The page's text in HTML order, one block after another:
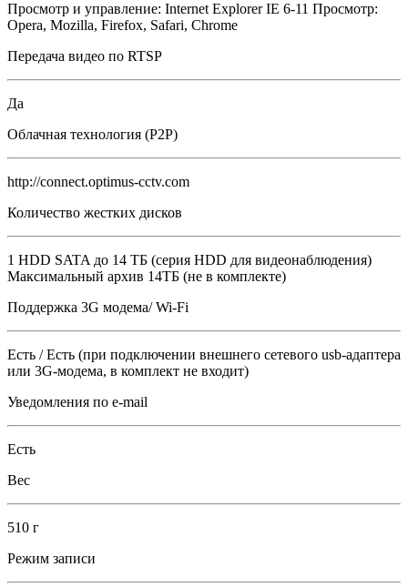
Просмотр и управление: Internet Explorer IE 6-11 Просмотр:
Opera, Mozilla, Firefox, Safari, Chrome
Передача видео по RTSP
Да
Облачная технология (P2P)
http://connect.optimus-cctv.com
Количество жестких дисков
1 HDD SATA до 14 ТБ (серия HDD для видеонаблюдения)
Максимальный архив 14TБ (не в комплекте)
Поддержка 3G модема/ Wi-Fi
Есть / Есть (при подключении внешнего сетевого usb-адаптера
или 3G-модема, в комплект не входит)
Уведомления по e-mail
Есть
Вес
510 г
Режим записи